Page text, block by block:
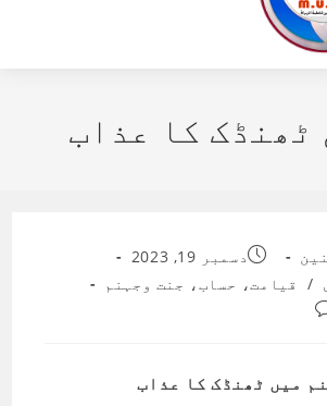
ٹھنڈک کا عذاب
Postدسمبر 19, 2023
/
قیامت، حساب، جنت وجہنم
میں ٹھنڈک کا عذاب